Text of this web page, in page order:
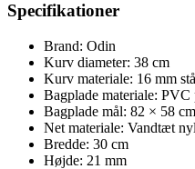
Specifikationer
Brand: Odin
Kurv diameter: 38 cm
Kurv materiale: 16 mm
Bagplade materiale: PVC
Bagplade mål: 82 × 58 cm
Net materiale: Vandtæt
Bredde: 30 cm
Højde: 21 mm